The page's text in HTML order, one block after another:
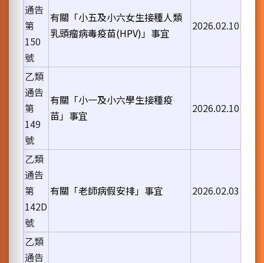
通告
第
150
號
有關「小五及小六女生接種人類
乳頭瘤病毒疫苗(HPV)」事宜
2026.02.10
乙類
通告
第
149
號
有關「小一及小六學生接種疫
苗」事宜
2026.02.10
乙類
通告
第
142D
號
有關「老師病假安排」事宜 2026.02.03
乙類
通告